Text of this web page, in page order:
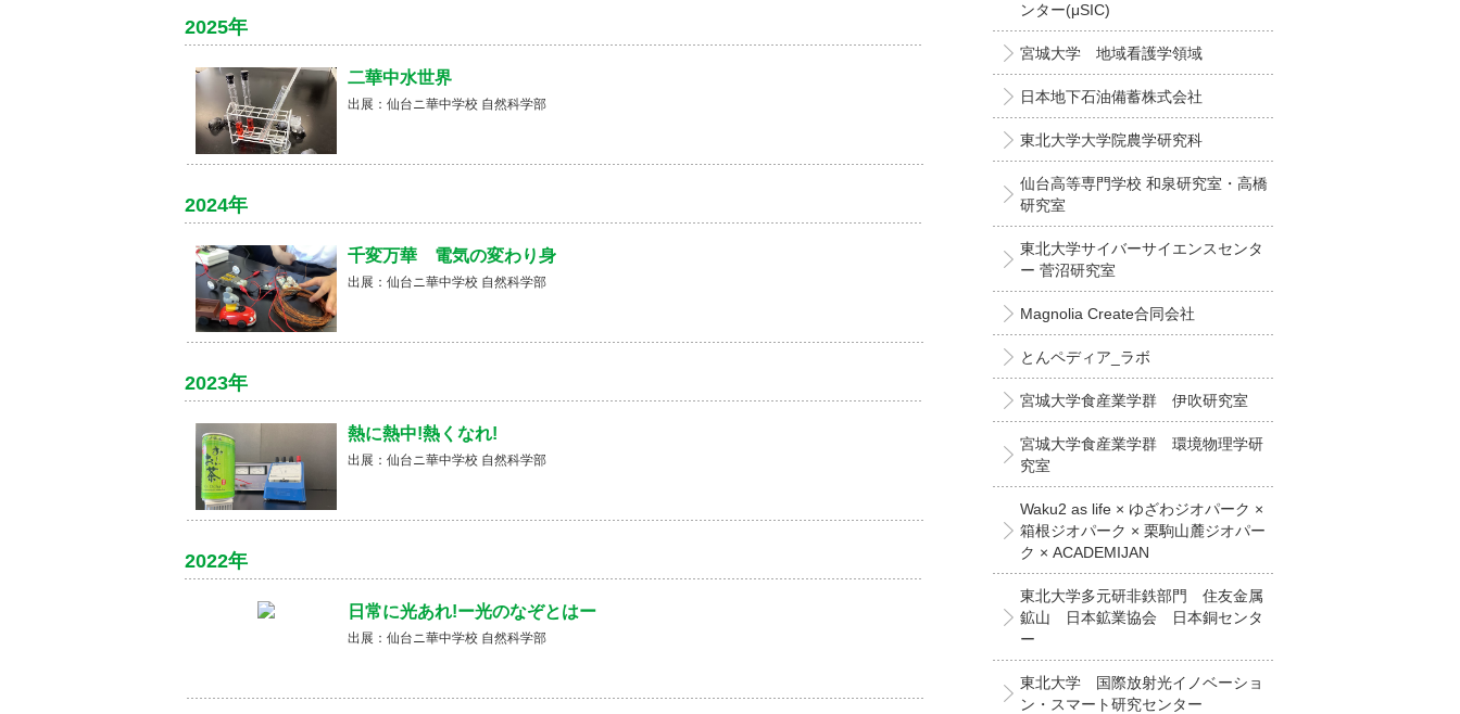
2025年
二華中水世界
出展：仙台ニ華中学校 自然科学部
2024年
千変万華 電気の変わり身
出展：仙台ニ華中学校 自然科学部
2023年
熱に熱中!熱くなれ!
出展：仙台ニ華中学校 自然科学部
2022年
日常に光あれ!ー光のなぞとはー
出展：仙台ニ華中学校 自然科学部
ンター(μSIC)
宮城大学 地域看護学領域
日本地下石油備蓄株式会社
東北大学大学院農学研究科
仙台高等専門学校 和泉研究室・高橋
研究室
東北大学サイバーサイエンスセンタ
ー 菅沼研究室
Magnolia Create合同会社
とんペディア_ラボ
宮城大学食産業学群 伊吹研究室
宮城大学食産業学群 環境物理学研
究室
Waku2 as life × ゆざわジオパーク ×
箱根ジオパーク × 栗駒山麓ジオパー
ク × ACADEMIJAN
東北大学多元研非鉄部門 住友金属
鉱山 日本鉱業協会 日本銅センタ
ー
東北大学 国際放射光イノベーショ
ン・スマート研究センター